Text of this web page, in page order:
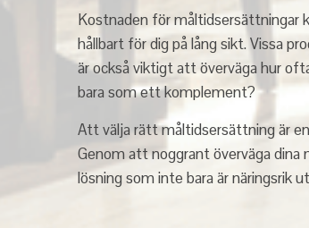
Kostnaden för måltidsersättningar
hållbart för dig på lång sikt. Vissa
är också viktigt att överväga hur
bara som ett komplement?
Att välja rätt måltidsersättning är
Genom att noggrant överväga dina
lösning som inte bara är näringsrik